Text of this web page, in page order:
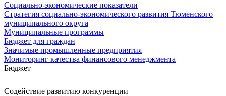
Социально-экономические показатели
Стратегия социально-экономического развития Тюменского
муниципального округа
Муниципальные программы
Бюджет для граждан
Значимые промышленные предприятия
Мониторинг качества финансового менеджмента
Бюджет
Содействие развитию конкуренции